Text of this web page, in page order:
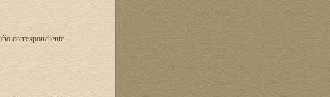
correspondiente.